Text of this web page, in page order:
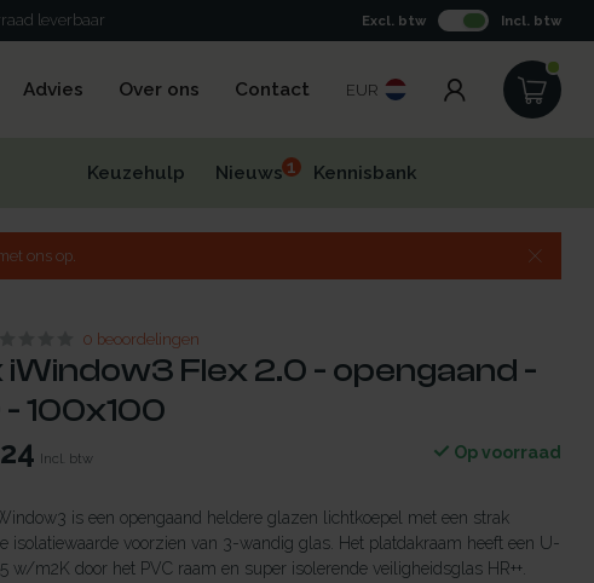
leverbaar Excl. btw Incl. btw
Advies Over ons Contact EUR
Keuzehulp Nieuws1 Kennisbank
ons op.
0 beoordelingen
iWindow3 Flex 2.0 - opengaand -
100x100
Incl. btw Op voorraad
is een opengaand heldere glazen lichtkoepel met een strak
isolatiewaarde voorzien van 3-wandig glas. Het platdakraam heeft een U-
w/m2K door het PVC raam en super isolerende veiligheidsglas HR++.